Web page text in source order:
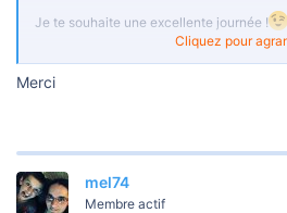
Je te souhaite une excellente journée !
TU VEUX VOIR LES CODES? INSCRIS-
***Un message caché ne peut pas
Cliquez pour
Merci
mel74
Membre actif